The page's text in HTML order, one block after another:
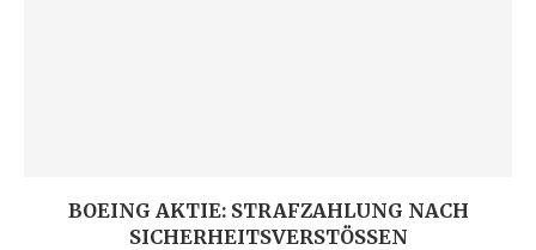
BOEING AKTIE: STRAFZAHLUNG NACH
SICHERHEITSVERSTÖSSEN